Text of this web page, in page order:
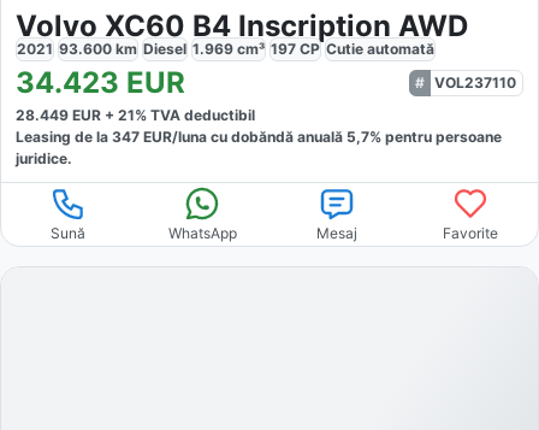
Volvo XC60 B4 Inscription AWD
2021 93.600 km Diesel 1.969 cm³ 197 CP Cutie automată
34.423 EUR
VOL237110
28.449 EUR + 21% TVA deductibil
Leasing de la 347 EUR/luna cu dobăndă anuală 5,7% pentru persoane
juridice.
Sună WhatsApp Mesaj Favorite